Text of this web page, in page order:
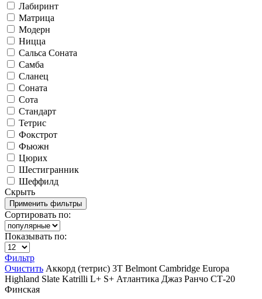
Лабиринт
Матрица
Модерн
Ницца
Сальса Соната
Самба
Сланец
Соната
Сота
Стандарт
Тетрис
Фокстрот
Фьюжн
Цюрих
Шестигранник
Шеффилд
Скрыть
Сортировать по:
Показывать по:
Фильтр
Очистить Аккорд (тетрис) 3T Belmont Cambridge Europa
Highland Slate Katrilli L+ S+ Атлантика Джаз Ранчо СТ-20
Финская